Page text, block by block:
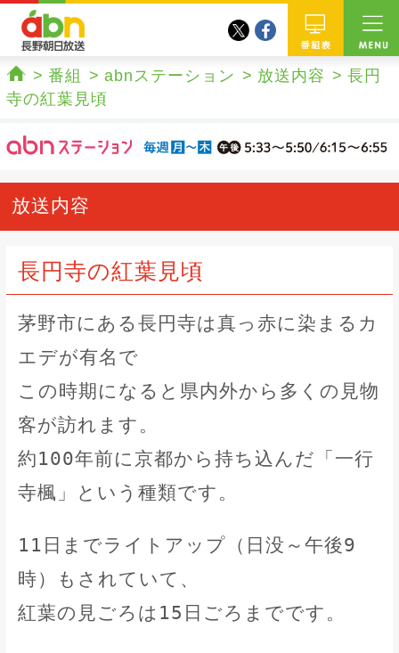
番組
twitterfacebook
ホーム
番組 abnステーション 放送内容
長円
寺の紅葉見頃
放送内容
長円寺の紅葉見頃
茅野市にある長円寺は真っ赤に染まるカ
エデが有名で
この時期になると県内外から多くの見物
客が訪れます。
約100年前に京都から持ち込んだ「一行
寺楓」という種類です。
11日までライトアップ（日没～午後9
時）もされていて、
紅葉の見ごろは15日ごろまでです。